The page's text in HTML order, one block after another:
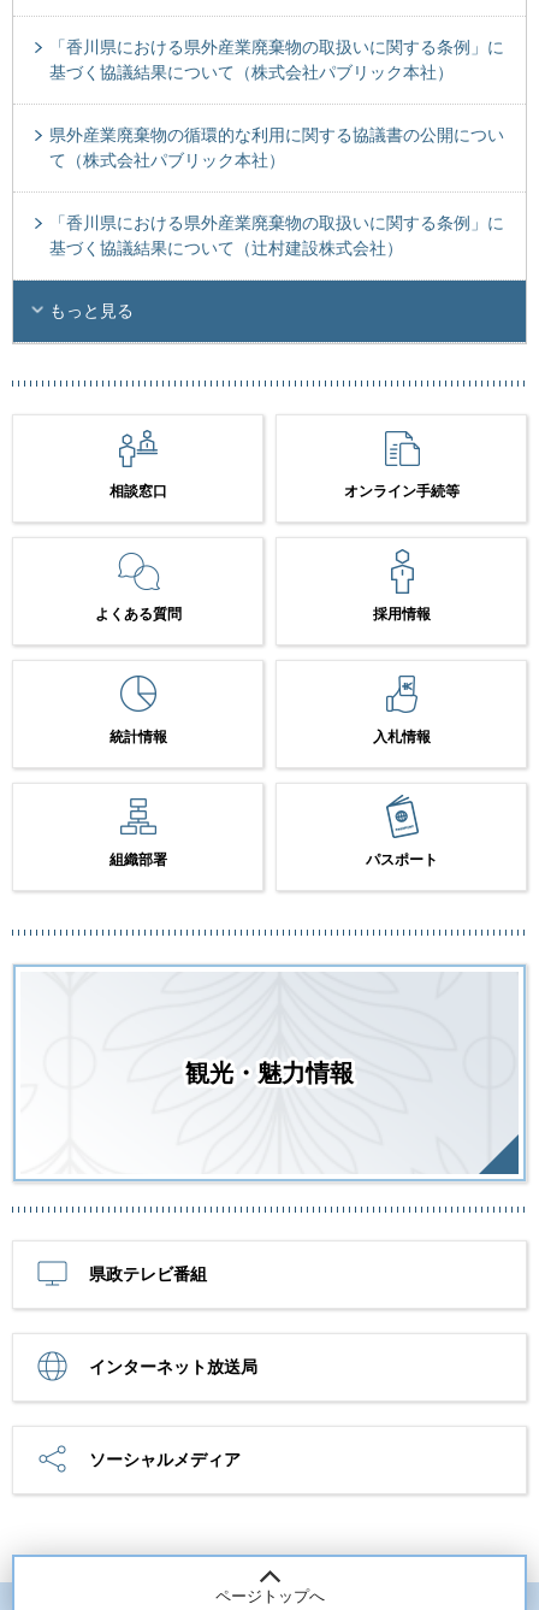
「香川県における県外産業廃棄物の取扱いに関する条例」に
基づく協議結果について（株式会社パブリック本社）
県外産業廃棄物の循環的な利用に関する協議書の公開につい
て（株式会社パブリック本社）
「香川県における県外産業廃棄物の取扱いに関する条例」に
基づく協議結果について（辻村建設株式会社）
もっと見る
相談窓口 オンライン手続等
よくある質問 採用情報
統計情報 入札情報
組織部署 パスポート
観光・魅力情報
県政テレビ番組
インターネット放送局
ソーシャルメディア
ページトップへ